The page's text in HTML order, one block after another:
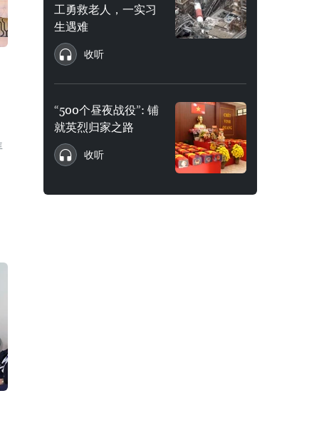
工勇救老人，一实习
生遇难
收听
“500个昼夜战役”: 铺
就英烈归家之路
收听